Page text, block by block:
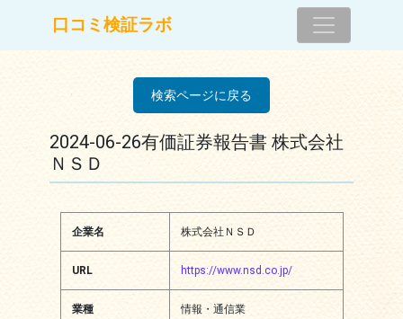
メインナビゲーション
口コミ検証ラボ
検索ページに戻る
2024-06-26有価証券報告書 株式会社
ＮＳＤ
企業名 株式会社ＮＳＤ
URL https://www.nsd.co.jp/
業種 情報・通信業